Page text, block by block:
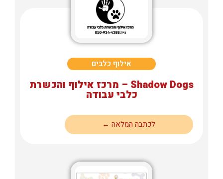
אילוף כלבים
Shadow Dogs – מרכז אילוף והכשרת
כלבי עבודה
לכתבה המלאה ←